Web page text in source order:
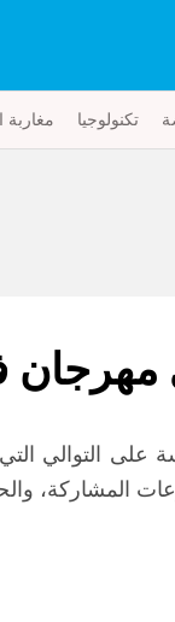
تكنولوجيا مغاربة